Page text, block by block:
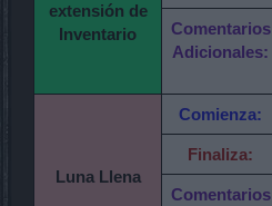
extensión de
Inventario
Comentarios
Adicionales:
Luna Llena
Comienza:
Finaliza:
Comentarios